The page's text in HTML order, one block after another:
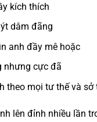
kích thích
dâm đãng
anh đầy mê hoặc
nhưng cực đã
theo mọi tư thế và
lên đỉnh nhiều lần